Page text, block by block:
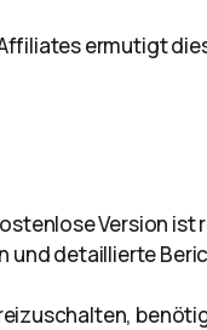
ermutigt
Version
detaillierte